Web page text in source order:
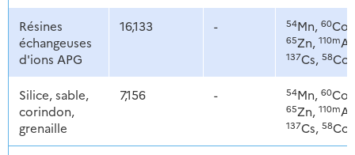
Résines
échangeuses
d'ions APG
16,133 - 54Mn, 60Co,
65Zn, 110m
137Cs, 58Co
Silice, sable,
corindon,
grenaille
7,156 - 54Mn, 60Co,
65Zn, 110m
137Cs, 58Co